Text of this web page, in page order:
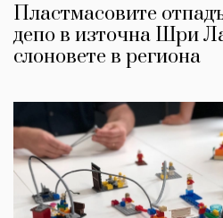
Пластмасовите
депо в източна Шри
слоновете в региона